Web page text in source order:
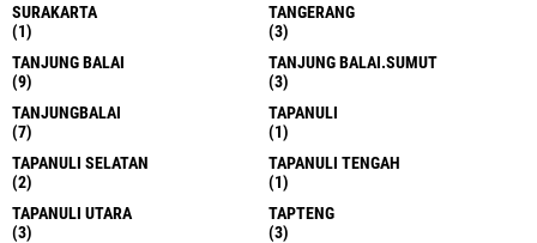
SURAKARTA
(1)
TANGERANG
(3)
TANJUNG BALAI
(9)
TANJUNG BALAI.SUMUT
(3)
TANJUNGBALAI
(7)
TAPANULI
(1)
TAPANULI SELATAN
(2)
TAPANULI TENGAH
(1)
TAPANULI UTARA
(3)
TAPTENG
(3)